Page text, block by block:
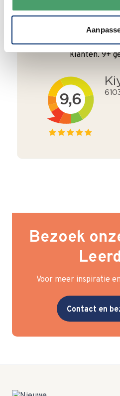
Goede
We krijgen een goede
klanten. 9+
Bezoek
Voor meer inspiratie
Contact en